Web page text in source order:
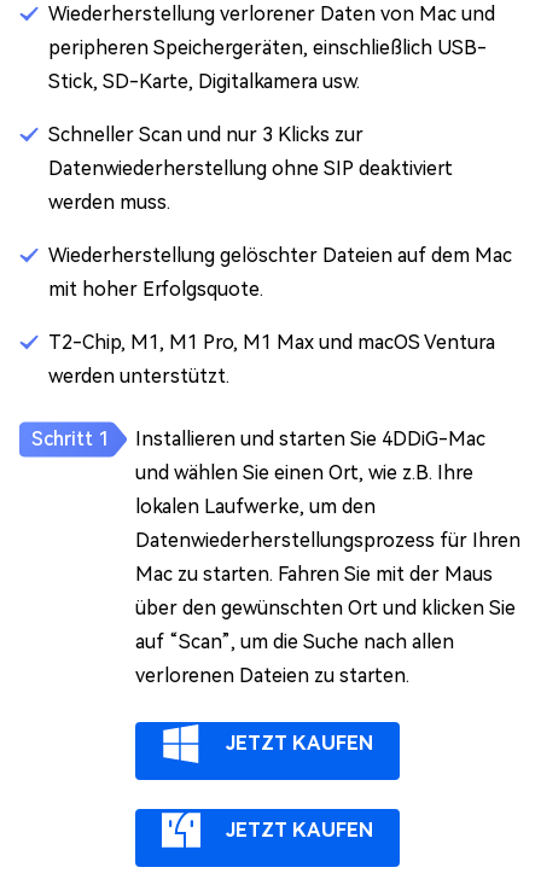
Wiederherstellung verlorener Daten von Mac und
peripheren Speichergeräten, einschließlich USB-
Stick, SD-Karte, Digitalkamera usw.
Schneller Scan und nur 3 Klicks zur
Datenwiederherstellung ohne SIP deaktiviert
werden muss.
Wiederherstellung gelöschter Dateien auf dem Mac
mit hoher Erfolgsquote.
T2-Chip, M1, M1 Pro, M1 Max und macOS Ventura
werden unterstützt.
Installieren und starten Sie 4DDiG-Mac
und wählen Sie einen Ort, wie z.B. Ihre
lokalen Laufwerke, um den
Datenwiederherstellungsprozess für Ihren
Mac zu starten. Fahren Sie mit der Maus
über den gewünschten Ort und klicken Sie
auf “Scan”, um die Suche nach allen
verlorenen Dateien zu starten.
JETZT KAUFEN
JETZT KAUFEN